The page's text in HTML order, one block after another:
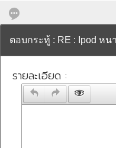
ตอบกระทู้ : RE : Ipod หน
รายละเอียด :